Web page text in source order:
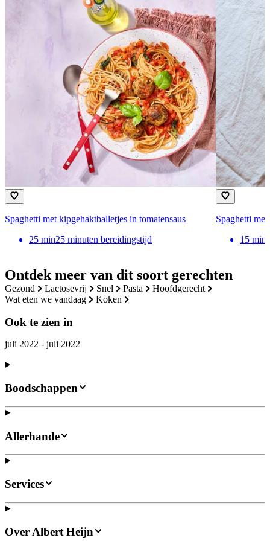
Ontdek meer van dit soort gerechten
gezond lactosevrij snel pasta
hoofdgerecht
wat eten we vandaag
koken
Ook te zien in
juli 2022 - juli 2022
Spaghetti met kipgehaktballetjes in tomatensaus
25 min25 minuten bereidingstijd
Spaghetti met
15 min
Boodschappen
Allerhande
Services
Over Albert Heijn